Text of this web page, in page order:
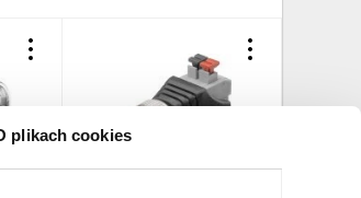
plikach cookies